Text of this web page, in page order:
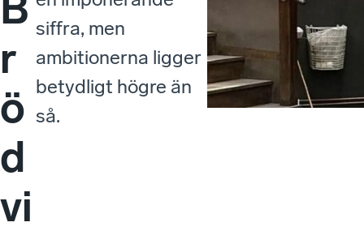
r
ö
d
vi
siffra, men
ambitionerna ligger
betydligt högre än
så.